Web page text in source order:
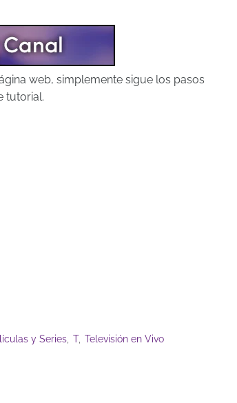
web, simplemente sigue los pasos
tutorial.
y Series T Televisión en Vivo